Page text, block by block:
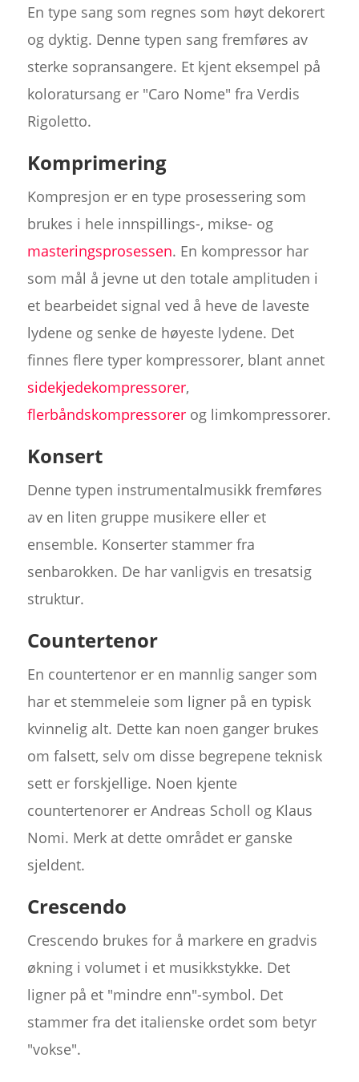
En type sang som regnes som høyt dekorert
og dyktig. Denne typen sang fremføres av
sterke sopransangere. Et kjent eksempel på
koloratursang er "Caro Nome" fra Verdis
Rigoletto.
Komprimering
Kompresjon er en type prosessering som
brukes i hele innspillings-, mikse- og
masteringsprosessen. En kompressor har
som mål å jevne ut den totale amplituden i
et bearbeidet signal ved å heve de laveste
lydene og senke de høyeste lydene. Det
finnes flere typer kompressorer, blant annet
sidekjedekompressorer,
flerbåndskompressorerog limkompressorer.
Konsert
Denne typen instrumentalmusikk fremføres
av en liten gruppe musikere eller et
ensemble. Konserter stammer fra
senbarokken. De har vanligvis en tresatsig
struktur.
Countertenor
En countertenor er en mannlig sanger som
har et stemmeleie som ligner på en typisk
kvinnelig alt. Dette kan noen ganger brukes
om falsett, selv om disse begrepene teknisk
sett er forskjellige. Noen kjente
countertenorer er Andreas Scholl og Klaus
Nomi. Merk at dette området er ganske
sjeldent.
Crescendo
Crescendo brukes for å markere en gradvis
økning i volumet i et musikkstykke. Det
ligner på et "mindre enn"-symbol. Det
stammer fra det italienske ordet som betyr
"vokse".